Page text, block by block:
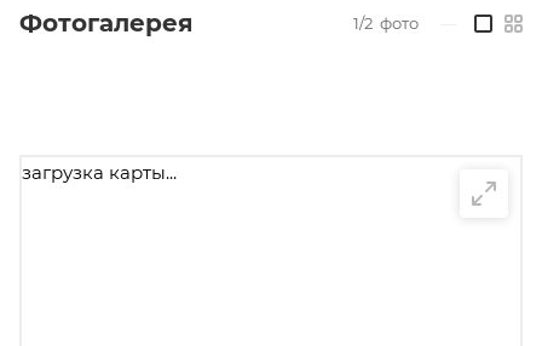
Фотогалерея 1/2 фото
загрузка карты...